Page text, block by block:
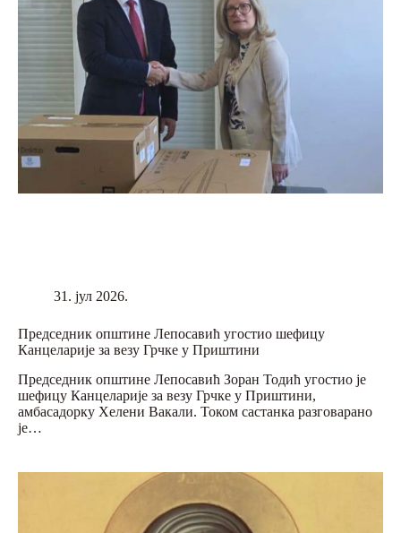
31. јул 2026.
Председник општине Лепосавић угостио шефицу
Канцеларије за везу Грчке у Приштини
Председник општине Лепосавић Зоран Тодић угостио јe
шефицу Канцеларије за везу Грчке у Приштини,
амбасадорку Хелени Вакали. Током састанка разговарано
је…